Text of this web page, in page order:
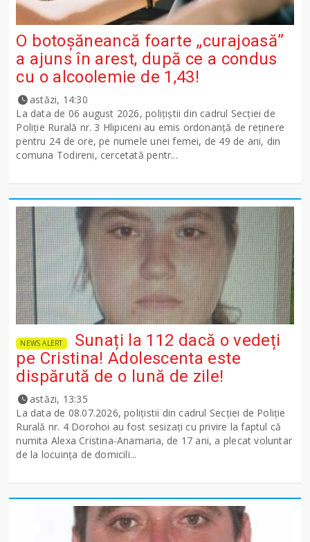
O botoșăneancă foarte „curajoasă”
a ajuns în arest, după ce a condus
cu o alcoolemie de 1,43!
astăzi, 14:30
La data de 06 august 2026, polițiștii din cadrul Secției de
Poliție Rurală nr. 3 Hlipiceni au emis ordonanță de reținere
pentru 24 de ore, pe numele unei femei, de 49 de ani, din
comuna Todireni, cercetată pentr...
NEWS ALERT
Sunați la 112 dacă o vedeți
pe Cristina! Adolescenta este
dispărută de o lună de zile!
astăzi, 13:35
La data de 08.07.2026, polițistii din cadrul Secției de Poliție
Rurală nr. 4 Dorohoi au fost sesizați cu privire la faptul că
numita Alexa Cristina-Anamaria, de 17 ani, a plecat voluntar
de la locuința de domicili...